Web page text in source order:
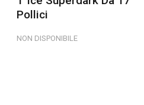
Pollici
NON DISPONIBILE